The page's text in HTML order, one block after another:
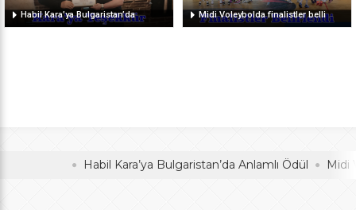
Habil Kara’ya Bulgaristan’da Midi Voleybolda finalistler belli
Habil Kara’ya Bulgaristan’da Anlamlı Ödül Midi